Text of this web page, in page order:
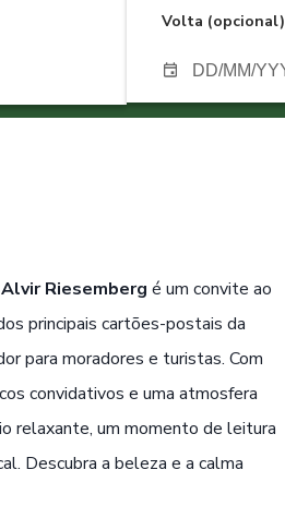
Volta (opcional)
Riesemberg é um convite ao
principais cartões-postais da
para moradores e turistas. Com
convidativos e uma atmosfera
relaxante, um momento de leitura
Descubra a beleza e a calma